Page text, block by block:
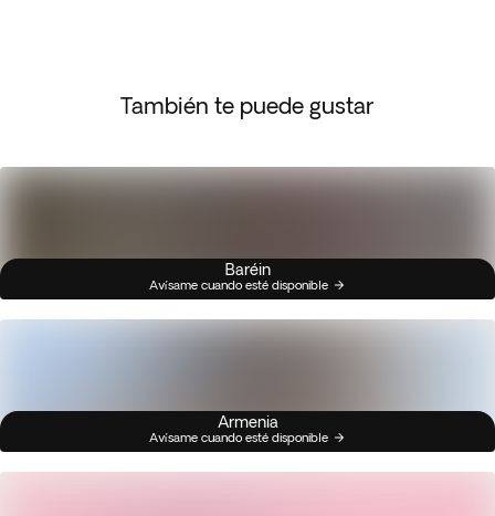
También te puede gustar
Baréin
Avísame cuando esté disponible
Armenia
Avísame cuando esté disponible